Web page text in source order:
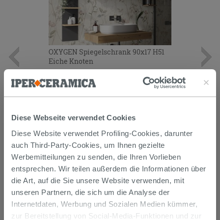
Diese Webseite verwendet Cookies
Diese Website verwendet Profiling-Cookies, darunter
auch Third-Party-Cookies, um Ihnen gezielte
Werbemitteilungen zu senden, die Ihren Vorlieben
entsprechen. Wir teilen außerdem die Informationen über
die Art, auf die Sie unsere Website verwenden, mit
unseren Partnern, die sich um die Analyse der
Internetdaten, Werbung und Sozialen Medien kümmer,
zur Bereitstellung von Social-Media-Funktionen und zur
OXYGEN Spiegelschrank 90x17 H51
Eiche Knoten
328,00 € /STK.
KUNDEN, DIE DIESEN ARTIKEL